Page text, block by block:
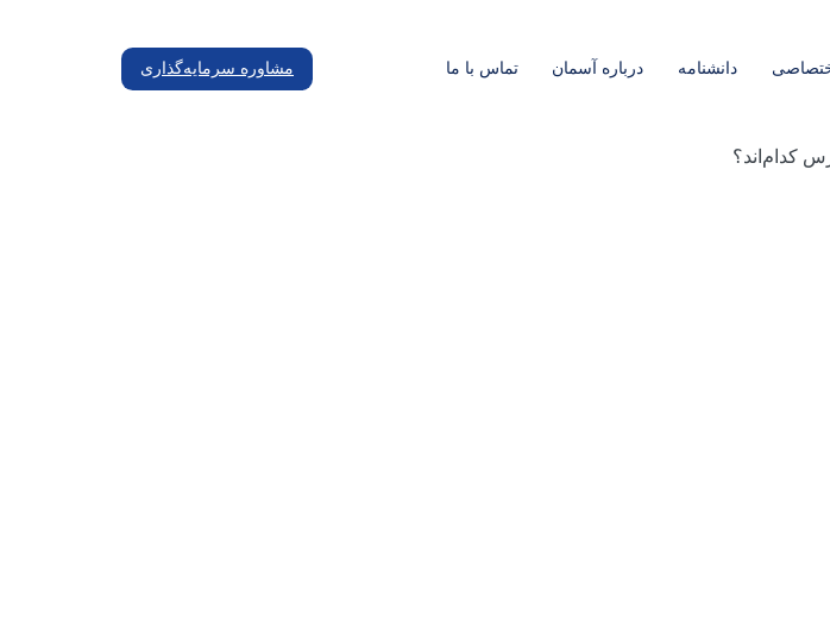
دانشنامه درباره آسمان تماس با ما مشاوره سرمایه‌گذاری
کدام‌اند؟